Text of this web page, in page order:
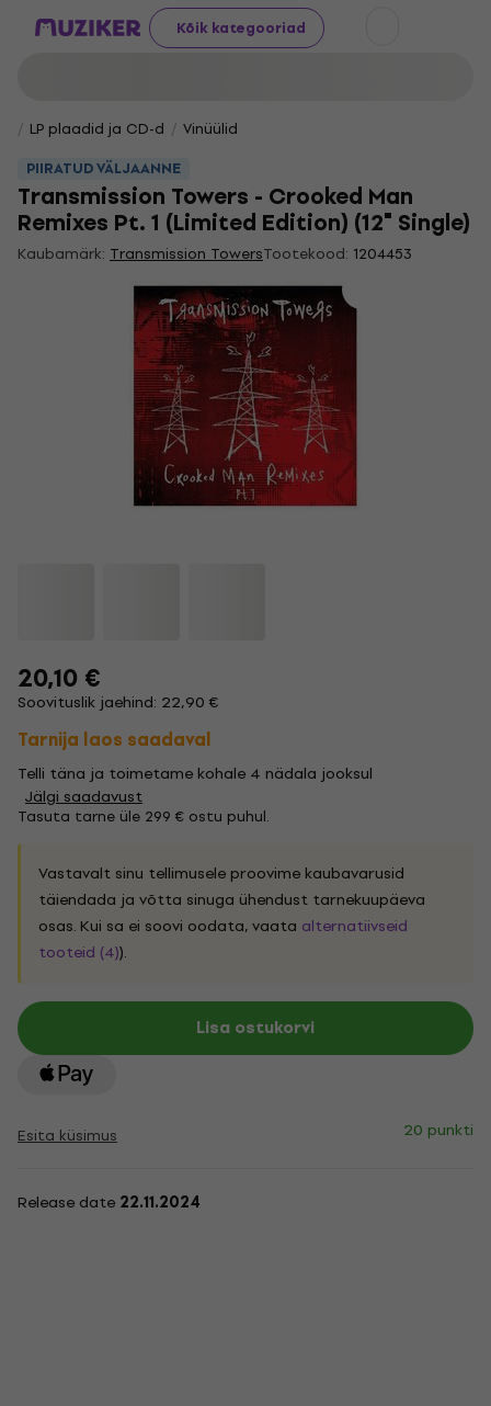
Kõik kategooriad
LP plaadid ja CD-d
Vinüülid
PIIRATUD VÄLJAANNE
Transmission Towers - Crooked Man
Remixes Pt. 1 (Limited Edition) (12" Single)
Kaubamärk: Transmission TowersTootekood: 1204453
20,10 €
Soovituslik jaehind: 22,90 €
Tarnija laos saadaval
Telli täna ja toimetame kohale 4 nädala jooksul
Jälgi saadavust
Tasuta tarne üle 299 € ostu puhul.
Vastavalt sinu tellimusele proovime kaubavarusid
täiendada ja võtta sinuga ühendust tarnekuupäeva
osas. Kui sa ei soovi oodata, vaata alternatiivseid
tooteid (4)).
Lisa ostukorvi
Esita küsimus 20 punkti
Release date 22.11.2024